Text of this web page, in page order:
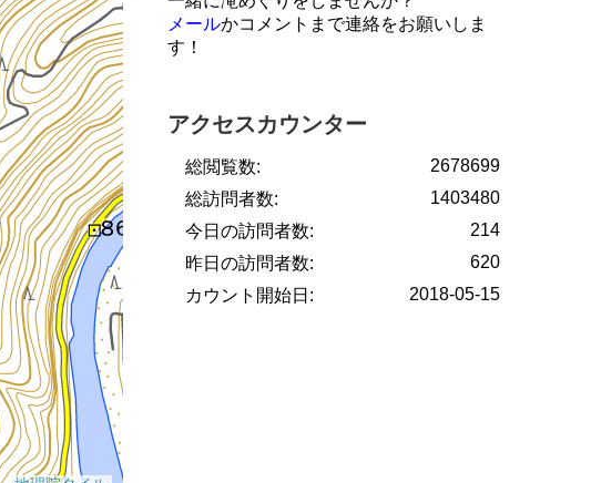
メールかコメントまで連絡をお願いしま
す！
アクセスカウンター
2678699
総閲覧数:
1403480
総訪問者数:
214
今日の訪問者数:
620
昨日の訪問者数:
2018-05-15
カウント開始日: